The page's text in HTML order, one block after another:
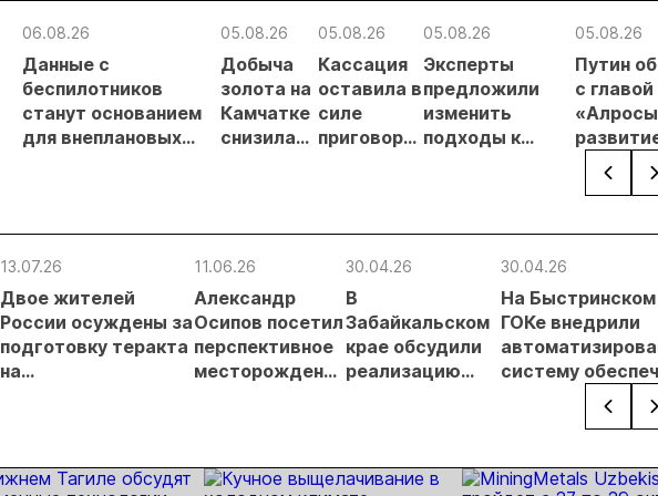
06.08.26
Данные с
беспилотников
станут основанием
для внеплановых
05.08.26
Добыча
золота на
Камчатке
снизилась
05.08.26
Кассация
оставила в
силе
приговор
кг золота и
серебра на
05.08.26
Эксперты
предложили
изменить
подходы к
на фоне
реформы
05.08.26
Путин
с главой
13.07.26
Двое жителей
России осуждены за
подготовку теракта
на
11.06.26
Александр
Осипов посетил
перспективное
месторождение
30.04.26
В
Забайкальском
крае обсудили
реализацию
30.04.26
На Быстринском
ГОКе внедрили
систему
безопасности
разгрузочных